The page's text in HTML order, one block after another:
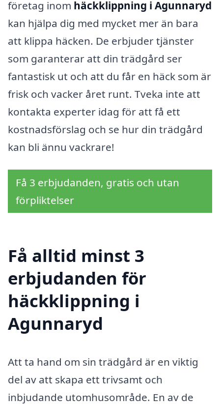
företag inom häckklippning i Agunnaryd
kan hjälpa dig med mycket mer än bara
att klippa häcken. De erbjuder tjänster
som garanterar att din trädgård ser
fantastisk ut och att du får en häck som är
frisk och vacker året runt. Tveka inte att
kontakta experter idag för att få ett
kostnadsförslag och se hur din trädgård
kan bli ännu vackrare!
Få 3 erbjudanden, gratis och utan
förpliktelser
Få alltid minst 3
erbjudanden för
häckklippning i
Agunnaryd
Att ta hand om sin trädgård är en viktig
del av att skapa ett trivsamt och
inbjudande utomhusområde. En av de